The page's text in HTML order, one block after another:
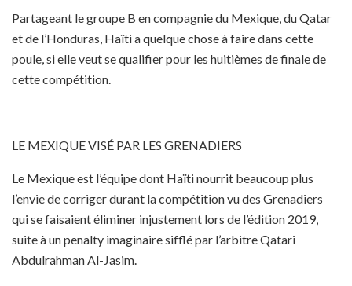
Partageant le groupe B en compagnie du Mexique, du Qatar
et de l’Honduras, Haïti a quelque chose à faire dans cette
poule, si elle veut se qualifier pour les huitièmes de finale de
cette compétition.
LE MEXIQUE VISÉ PAR LES GRENADIERS
Le Mexique est l’équipe dont Haïti nourrit beaucoup plus
l’envie de corriger durant la compétition vu des Grenadiers
qui se faisaient éliminer injustement lors de l’édition 2019,
suite à un penalty imaginaire sifflé par l’arbitre Qatari
Abdulrahman Al-Jasim.